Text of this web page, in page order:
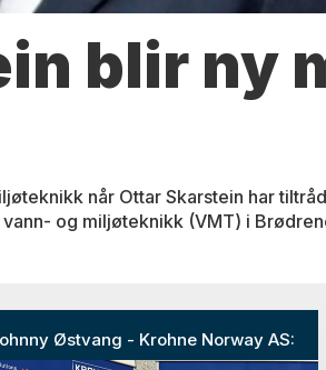
blir ny
når Ottar Skarstein har
og miljøteknikk (VMT) i
Østvang - Krohne Norway AS: